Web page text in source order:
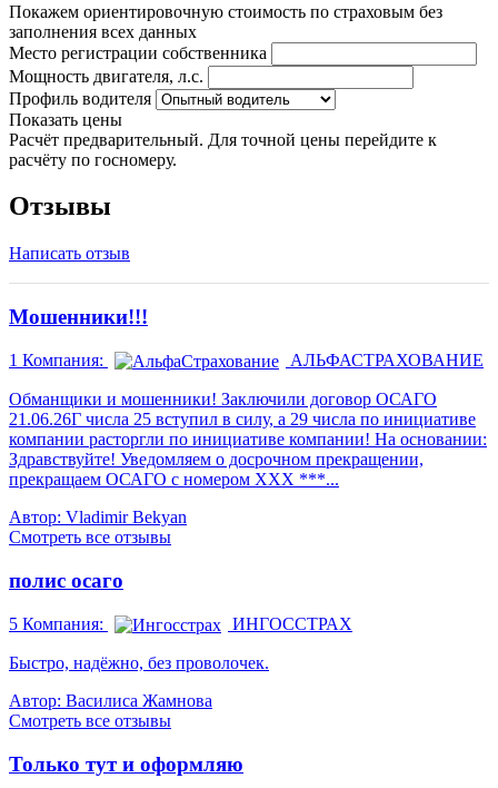
Покажем ориентировочную стоимость по страховым без
заполнения всех данных
Место регистрации собственника
Мощность двигателя, л.с.
Профиль водителя
Показать цены
Расчёт предварительный. Для точной цены перейдите к
расчёту по госномеру.
Отзывы
Написать отзыв
Мошенники!!!
1 Компания: АЛЬФАСТРАХОВАНИЕ
Обманщики и мошенники! Заключили договор ОСАГО
21.06.26Г числа 25 вступил в силу, а 29 числа по инициативе
компании расторгли по инициативе компании! На основании:
Здравствуйте! Уведомляем о досрочном прекращении,
прекращаем ОСАГО с номером ХХХ ***...
Автор: Vladimir Bekyan
Смотреть все отзывы
полис осаго
5 Компания: ИНГОССТРАХ
Быстро, надёжно, без проволочек.
Автор: Василиса Жамнова
Смотреть все отзывы
Только тут и оформляю